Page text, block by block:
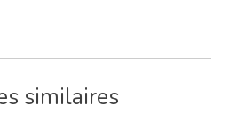
similaires